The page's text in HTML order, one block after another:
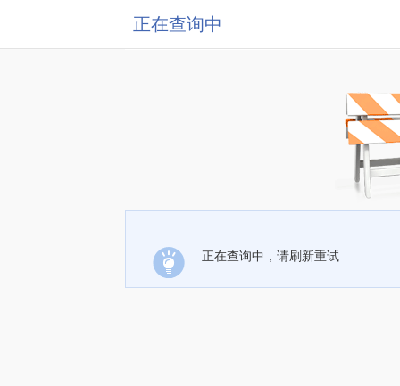
正在查询中
正在查询中，请刷新重试